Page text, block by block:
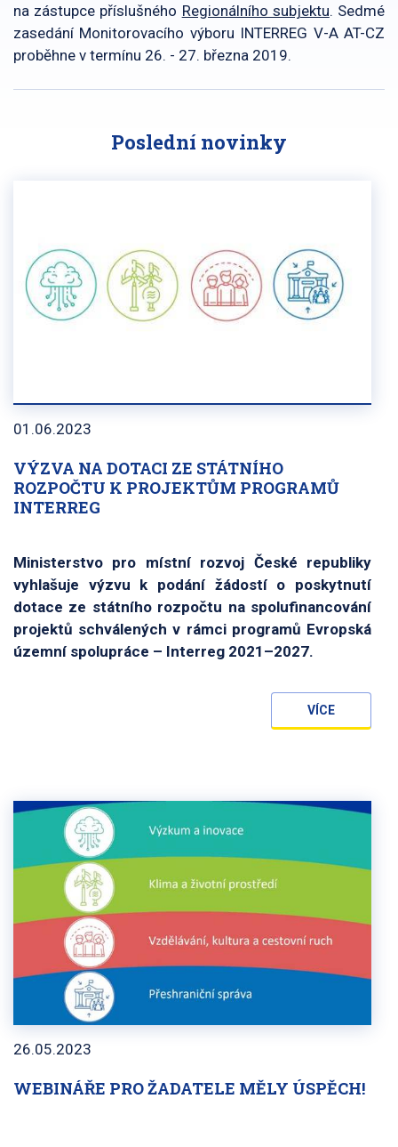
na zástupce příslušného Regionálního subjektu. Sedmé
zasedání Monitorovacího výboru INTERREG V-A AT-CZ
proběhne v termínu 26. - 27. března 2019.
Poslední novinky
VÝZVA NA DOTACI ZE STÁTNÍHO
ROZPOČTU K PROJEKTŮM PROGRAMŮ
INTERREG
01.06.2023
Ministerstvo pro místní rozvoj České republiky
vyhlašuje výzvu k podání žádostí o poskytnutí
dotace ze státního rozpočtu na spolufinancování
projektů schválených v rámci programů Evropská
územní spolupráce – Interreg 2021–2027.
VÍCE
WEBINÁŘE PRO ŽADATELE MĚLY ÚSPĚCH!
26.05.2023